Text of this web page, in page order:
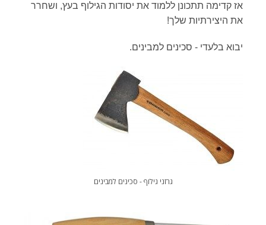
אז קדימה תתכונן ללמוד את יסודות הגילוף בעץ, ושחרר
את היצירתיות שלך!
יבוא בלעדי - סכינים למבינים.
גרזני גילוף - סכינים למבינים